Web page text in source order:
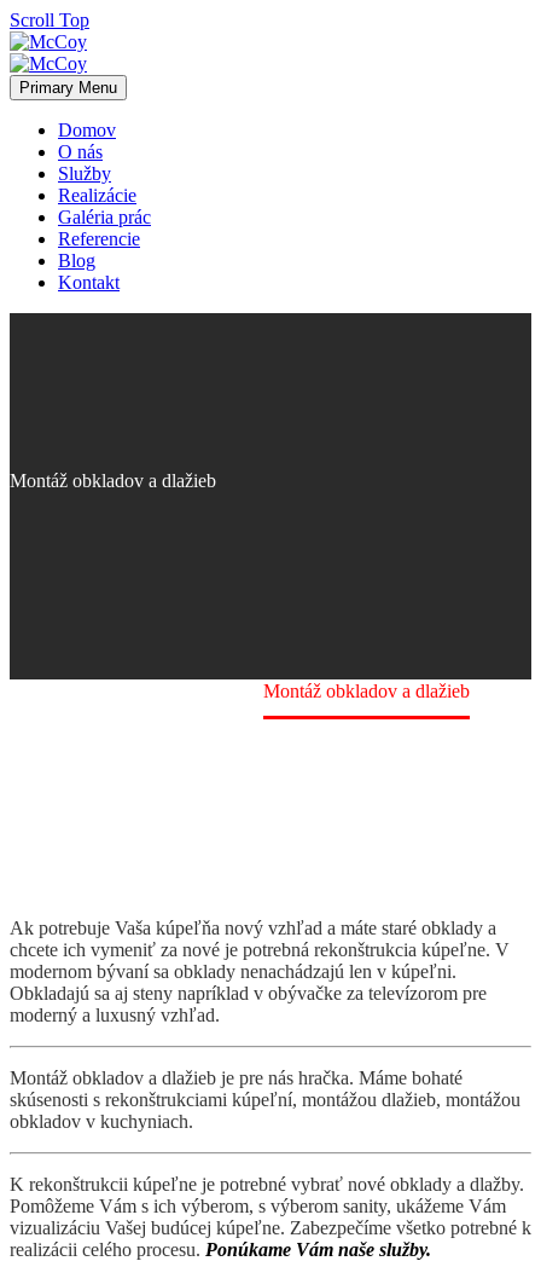
Scroll Top
Primary Menu
Domov
O nás
Služby
Realizácie
Galéria prác
Referencie
Blog
Kontakt
Montáž obkladov a dlažieb
Montáž obkladov a dlažieb
Ak potrebuje Vaša kúpeľňa nový vzhľad a máte staré obklady a
chcete ich vymeniť za nové je potrebná rekonštrukcia kúpeľne. V
modernom bývaní sa obklady nenachádzajú len v kúpeľni.
Obkladajú sa aj steny napríklad v obývačke za televízorom pre
moderný a luxusný vzhľad.
Montáž obkladov a dlažieb je pre nás hračka. Máme bohaté
skúsenosti s rekonštrukciami kúpeľní, montážou dlažieb, montážou
obkladov v kuchyniach.
K rekonštrukcii kúpeľne je potrebné vybrať nové obklady a dlažby.
Pomôžeme Vám s ich výberom, s výberom sanity, ukážeme Vám
vizualizáciu Vašej budúcej kúpeľne. Zabezpečíme všetko potrebné k
realizácii celého procesu. Ponúkame Vám naše služby.